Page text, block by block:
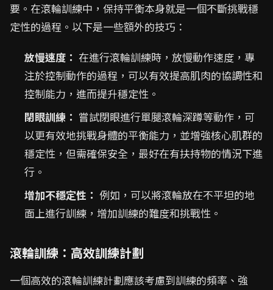
要。在滾輪訓練中，保持平衡本身就是一個不斷挑戰穩
定性的過程。以下是一些額外的技巧：
放慢速度： 在進行滾輪訓練時，放慢動作速度，專
注於控制動作的過程，可以有效提高肌肉的協調性和
控制能力，進而提升穩定性。
閉眼訓練： 嘗試閉眼進行單腿滾輪深蹲等動作，可
以更有效地挑戰身體的平衡能力，並增強核心肌群的
穩定性，但需確保安全，最好在有扶持物的情況下進
行。
增加不穩定性： 例如，可以將滾輪放在不平坦的地
面上進行訓練，增加訓練的難度和挑戰性。
滾輪訓練：高效訓練計劃
一個高效的滾輪訓練計劃應該考慮到訓練的頻率、強